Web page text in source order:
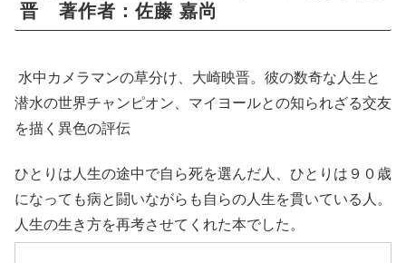
晋 著作者：佐藤 嘉尚
水中カメラマンの草分け、大崎映晋。彼の数奇な人生と
潜水の世界チャンピオン、マイヨールとの知られざる交友
を描く異色の評伝
ひとりは人生の途中で自ら死を選んだ人、ひとりは９０歳
になっても病と闘いながらも自らの人生を貫いている人。
人生の生き方を再考させてくれた本でした。